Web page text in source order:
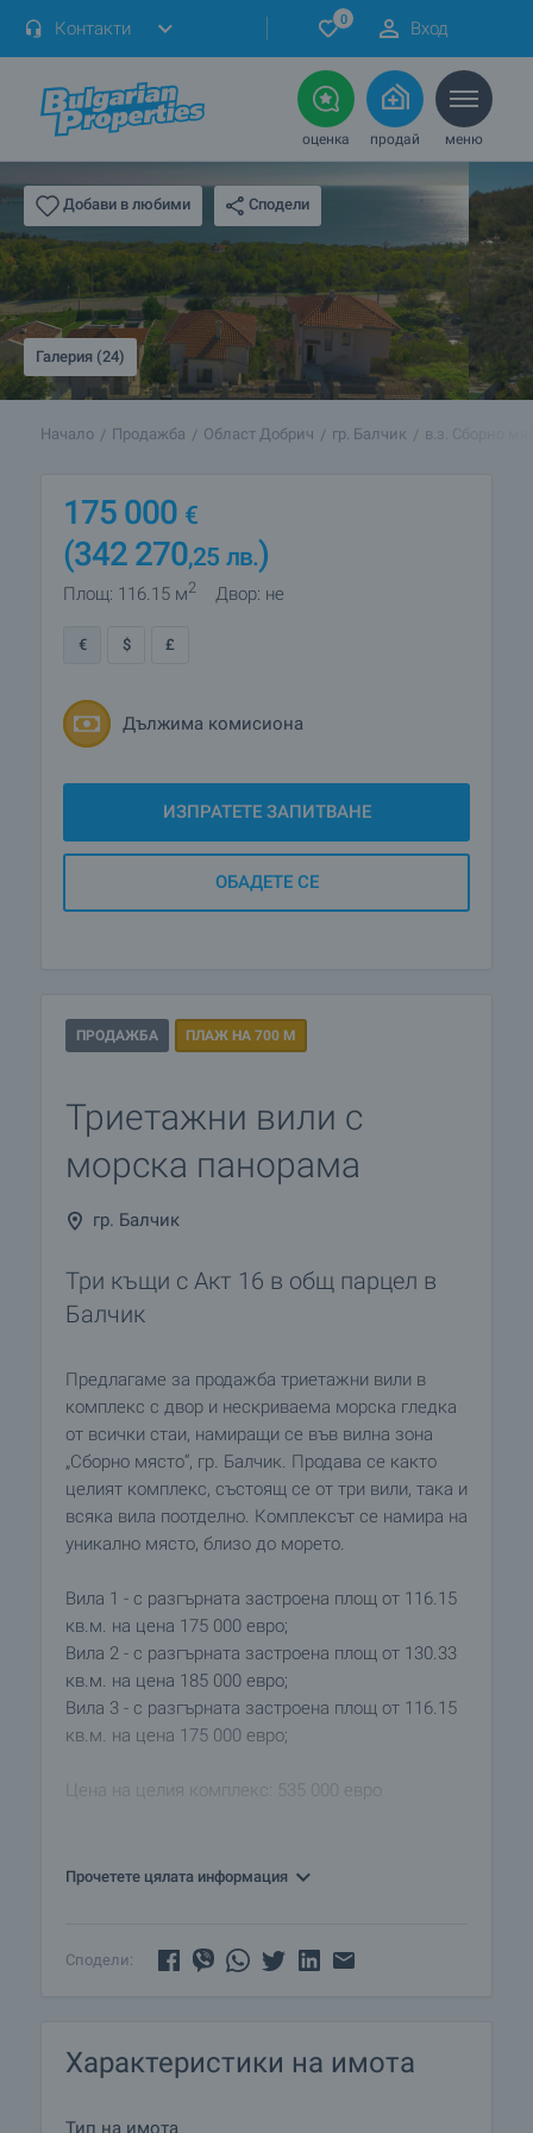
Контакти 0 Вход
оценка продай меню
Добави в любими Сподели
Галерия (24)
Начало Продажба Област Добрич гр. Балчик в.з. Сборно
175 000 €
(342 270,25 лв.)
Площ: 116.15 м2 Двор: не
€ $ £
Дължима комисиона
ИЗПРАТЕТЕ ЗАПИТВАНЕ
ОБАДЕТЕ СЕ
ПРОДАЖБА ПЛАЖ НА 700 М
Триетажни вили с
морска панорама
гр. Балчик
Три къщи с Акт 16 в общ парцел в
Балчик
Предлагаме за продажба триетажни вили в
комплекс с двор и нескриваема морска гледка
от всички стаи, намиращи се във вилна зона
„Сборно място“, гр. Балчик. Продава се както
целият комплекс, състоящ се от три вили, така и
всяка вила поотделно. Комплексът се намира на
уникално място, близо до морето.
Вила 1 - с разгърната застроена площ от 116.15
кв.м. на цена 175 000 евро;
Вила 2 - с разгърната застроена площ от 130.33
кв.м. на цена 185 000 евро;
Вила 3 - с разгърната застроена площ от 116.15
кв.м. на цена 175 000 евро;
Цена на целия комплекс: 535 000 евро
кв.м., всички са построени в поземлен имот с
Разположението на етажите е следното:
камина, тоалетна, склад с перално помещение.
Прочетете цялата информация
Сподели:
Характеристики на имота
Тип на имота